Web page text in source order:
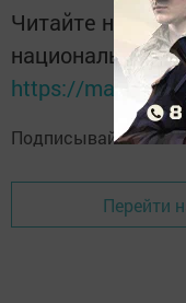
Читайте
национальном
https://max.ru/
Подписывайтесь на
Перейти